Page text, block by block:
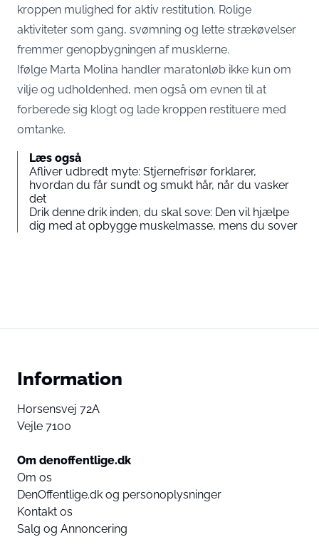
kroppen mulighed for aktiv restitution. Rolige
aktiviteter som gang, svømning og lette strækøvelser
fremmer genopbygningen af musklerne.
Ifølge Marta Molina handler maratonløb ikke kun om
vilje og udholdenhed, men også om evnen til at
forberede sig klogt og lade kroppen restituere med
omtanke.
Læs også
Afliver udbredt myte: Stjernefrisør forklarer,
hvordan du får sundt og smukt hår, når du vasker
det
Drik denne drik inden, du skal sove: Den vil hjælpe
dig med at opbygge muskelmasse, mens du sover
Information
Horsensvej 72A
Vejle 7100
Om denoffentlige.dk
Om os
DenOffentlige.dk og personoplysninger
Kontakt os
Salg og Annoncering